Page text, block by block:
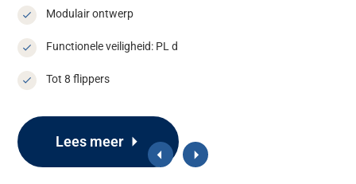
Modulair ontwerp
Functionele veiligheid: PL d
Tot 8 flippers
Lees meer